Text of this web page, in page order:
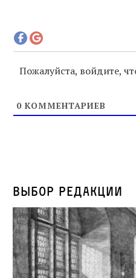
Пожалуйста, войдите,
0 КОММЕНТАРИЕВ
Выбор редакции